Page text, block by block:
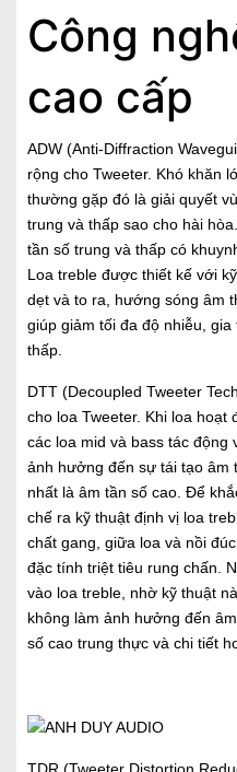
Công
cao cấp
ADW (Anti-Diffraction
rộng cho Tweeter. Khó khăn
thường gặp đó là giải quyết
trung và thấp sao cho hài
tần số trung và thấp có
Loa treble được thiết kế với
dẹt và to ra, hướng sóng âm
giúp giảm tối đa độ nhiễu,
thấp.
DTT (Decoupled Tweeter
cho loa Tweeter. Khi loa
các loa mid và bass tác động
ảnh hưởng đến sự tái tạo âm
nhất là âm tần số cao. Để
chế ra kỹ thuật định vị loa
chất gang, giữa loa và nồi
đặc tính triệt tiêu rung chấn.
vào loa treble, nhờ kỹ thuật
không làm ảnh hưởng đến
số cao trung thực và chi tiết